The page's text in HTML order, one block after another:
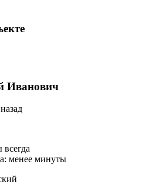
Иванович
всегда
менее минуты